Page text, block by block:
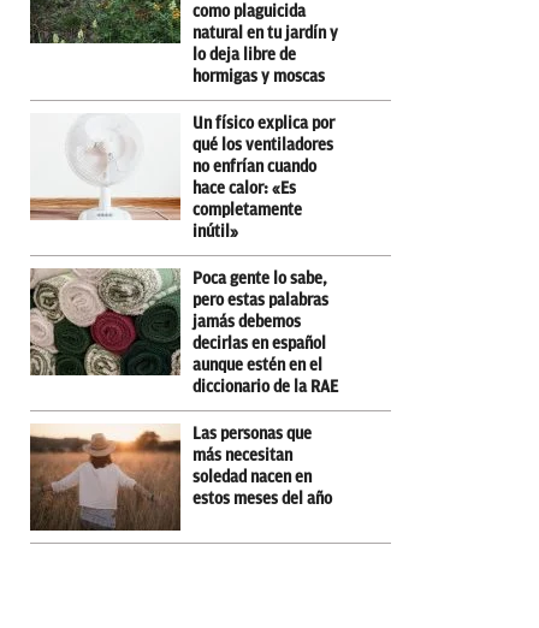
como plaguicida
natural en tu jardín y
lo deja libre de
hormigas y moscas
Un físico explica por
qué los ventiladores
no enfrían cuando
hace calor: «Es
completamente
inútil»
Poca gente lo sabe,
pero estas palabras
jamás debemos
decirlas en español
aunque estén en el
diccionario de la RAE
Las personas que
más necesitan
soledad nacen en
estos meses del año